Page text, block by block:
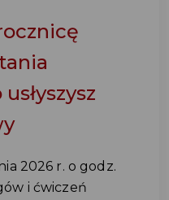
2026 r. o godz.
i ćwiczeń